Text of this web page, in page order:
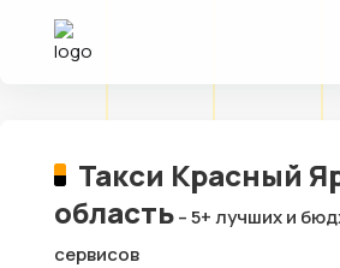
Такси Красный
область– 5+ лучших и
сервисов